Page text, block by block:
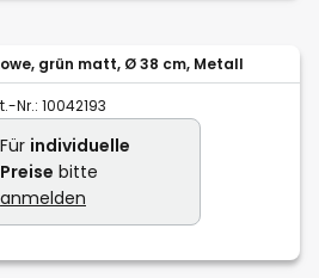
grün matt, Ø 38 cm, Metall
Nr.: 10042193
Für individuelle
Preise bitte
anmelden